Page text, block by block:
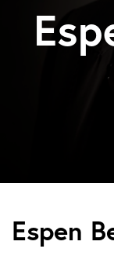
E
Espen